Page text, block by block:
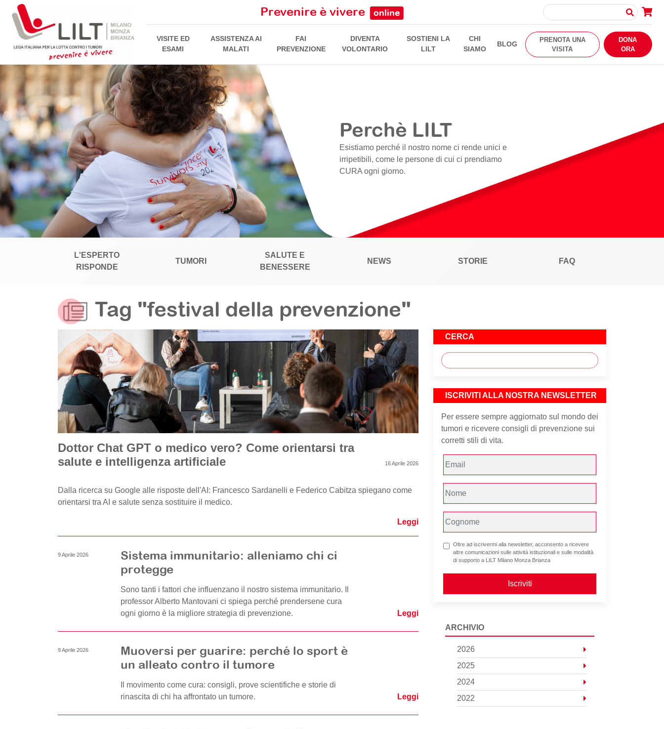
Prevenire è vivere online
VISITE ED
ESAMI
ASSISTENZA AI
MALATI
FAI
PREVENZIONE
DIVENTA
VOLONTARIO
SOSTIENI LA
LILT
CHI
SIAMO
BLOG
PRENOTA UNA
VISITA
DONA
ORA
Perchè LILT
Esistiamo perché il nostro nome ci rende unici e
irripetibili, come le persone di cui ci prendiamo
CURA ogni giorno.
L'ESPERTO
RISPONDE
TUMORI
SALUTE E
BENESSERE
NEWS STORIE FAQ
Tag "festival della prevenzione"
Dottor Chat GPT o medico vero? Come orientarsi tra
salute e intelligenza artificiale
16 Aprile 2026
Dalla ricerca su Google alle risposte dell'AI: Francesco Sardanelli e Federico Cabitza spiegano come
orientarsi tra AI e salute senza sostituire il medico.
Leggi
9 Aprile 2026
Sistema immunitario: alleniamo chi ci
protegge
Sono tanti i fattori che influenzano il nostro sistema immunitario. Il
professor Alberto Mantovani ci spiega perché prendersene cura
ogni giorno è la migliore strategia di prevenzione.
Leggi
9 Aprile 2026
Muoversi per guarire: perché lo sport è
un alleato contro il tumore
Il movimento come cura: consigli, prove scientifiche e storie di
rinascita di chi ha affrontato un tumore.
Leggi
CERCA
ISCRIVITI ALLA NOSTRA NEWSLETTER
Per essere sempre aggiornato sul mondo dei
tumori e ricevere consigli di prevenzione sui
corretti stili di vita.
Oltre ad iscrivermi alla newsletter, acconsento a ricevere
altre comunicazioni sulle attività istituzionali e sulle modalità
di supporto a LILT Milano Monza Brianza
Iscriviti
ARCHIVIO
2026
2025
2024
2022